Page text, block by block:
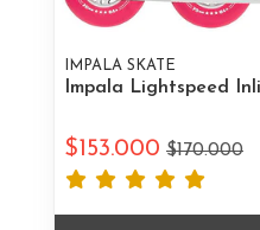
IMPALA SKATE
Impala Lightspeed
$153.000 $170.000